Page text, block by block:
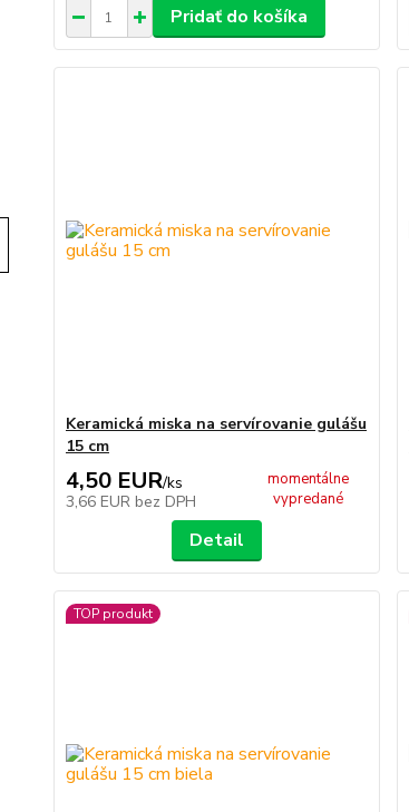
Pridať do košíka
Keramická miska na servírovanie gulášu
15 cm
4,50 EUR/ks
3,66 EUR bez DPH
momentálne
vypredané
Detail
TOP produkt